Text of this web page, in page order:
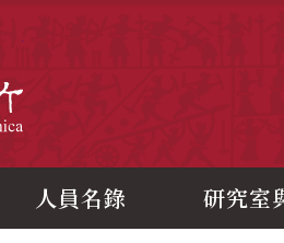
人員名錄 研究室